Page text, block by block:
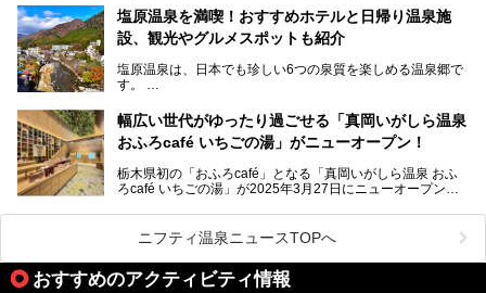
した。
那須湯本の温泉街から少し離れた静かな環境、一軒宿ゆえに
許される露天風呂からの絶景、日帰り入浴や素泊まりで気楽
た。
2名1室利用で1人あたり4,500円～と、思い立ったらすぐに
───
提供元：アイコニア・ホスピタリティ株式会社【PR】
この記事はほったらかしの宿 ゆうふり那須高雄温泉ロッジ
塩原温泉を満喫！おすすめホテルと日帰り温泉施
設、観光やグルメスポットも紹介
塩原温泉は、日本でも珍しい6つの泉質を楽しめる温泉郷で
す。
栃木県の北部にある箒川のほとりに11の温泉地が点在し、
古くから多くの人々から癒やしの場として愛されてきまし
た。
温泉に加えて、豊かな自然を感じられる観光スポットや、こ
こでしか味わえないご当地グルメなど、多彩な魅力がある北
この記事では、塩原温泉の概要や魅力とともに、おすすめの
宿泊施設と観光・グルメスポット、日帰り温泉を順に紹介し
幅広い世代がゆったり過ごせる「真岡いがしら温泉
おふろcafé いちごの湯」がニューオープン！
栃木県初の「おふろcafé」となる「真岡いがしら温泉 おふ
ろcafé いちごの湯」が2025年3月27日にニューオープンす
メインとなる天然温泉のお風呂をはじめ、リラックスエリア
やキッズエリア、カフェレストランなど、施設の隅々までチ
ェックしてきました！
ニフティ温泉ニュースTOPへ
おすすめのアクティビティ情報